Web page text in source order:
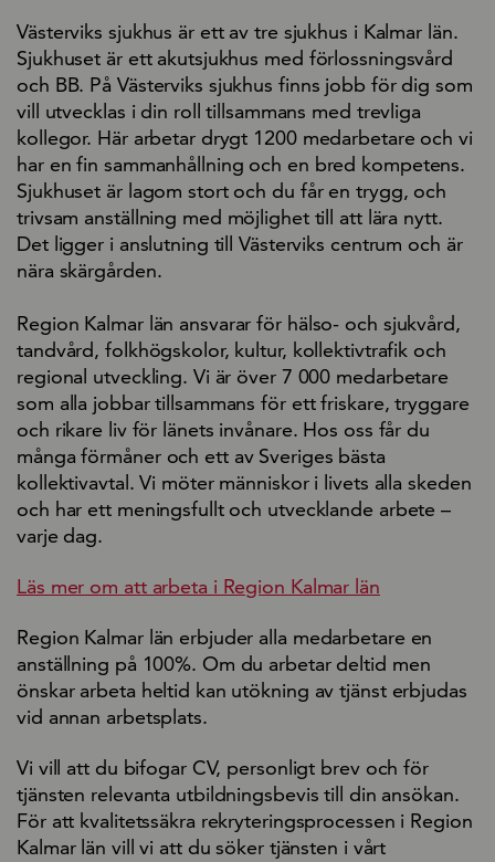
Västerviks sjukhus är ett av tre sjukhus i Kalmar län.
Sjukhuset är ett akutsjukhus med förlossningsvård
och BB. På Västerviks sjukhus finns jobb för dig som
vill utvecklas i din roll tillsammans med trevliga
kollegor. Här arbetar drygt 1200 medarbetare och vi
har en fin sammanhållning och en bred kompetens.
Sjukhuset är lagom stort och du får en trygg, och
trivsam anställning med möjlighet till att lära nytt.
Det ligger i anslutning till Västerviks centrum och är
nära skärgården.
Region Kalmar län ansvarar för hälso- och sjukvård,
tandvård, folkhögskolor, kultur, kollektivtrafik och
regional utveckling. Vi är över 7 000 medarbetare
som alla jobbar tillsammans för ett friskare, tryggare
och rikare liv för länets invånare. Hos oss får du
många förmåner och ett av Sveriges bästa
kollektivavtal. Vi möter människor i livets alla skeden
och har ett meningsfullt och utvecklande arbete –
varje dag.
Läs mer om att arbeta i Region Kalmar län
Region Kalmar län erbjuder alla medarbetare en
anställning på 100%. Om du arbetar deltid men
önskar arbeta heltid kan utökning av tjänst erbjudas
vid annan arbetsplats.
Vi vill att du bifogar CV, personligt brev och för
tjänsten relevanta utbildningsbevis till din ansökan.
För att kvalitetssäkra rekryteringsprocessen i Region
Kalmar län vill vi att du söker tjänsten i vårt